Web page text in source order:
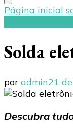
Página inicial
Solda
por admin21
Descubra